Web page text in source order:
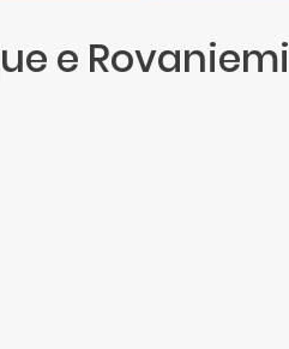
e Rovaniemi